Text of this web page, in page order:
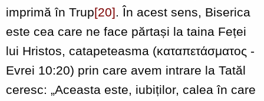
imprimă în Trup[20]. În acest sens, Biserica
este cea care ne face părtași la taina Feței
lui Hristos, catapeteasma (καταπετάσματος -
Evrei 10:20) prin care avem intrare la Tatăl
ceresc: „Aceasta este, iubiților, calea în care